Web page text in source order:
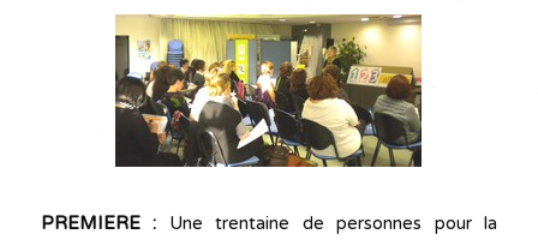
PREMIERE : Une trentaine de personnes pour la